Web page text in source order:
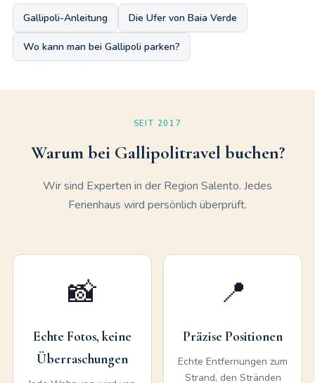
Gallipoli-Anleitung Die Ufer von Baia Verde
Wo kann man bei Gallipoli parken?
SEIT 2017
Warum bei Gallipolitravel buchen?
Wir sind Experten in der Region Salento. Jedes
Ferienhaus wird persönlich überprüft.
📸
Echte Fotos, keine
Überraschungen
📍
Präzise Positionen
Echte Entfernungen zum
Strand, den Stränden